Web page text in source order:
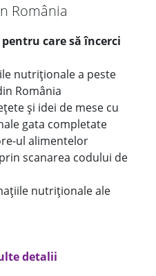
România
care să încerci
nutriționale a peste
România
și idei de mese cu
gata completate
ul alimentelor
scanarea codului de
nutriționale ale
detalii